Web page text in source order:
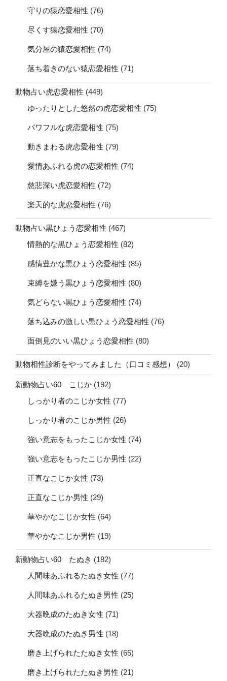
守りの猿恋愛相性 (76)
尽くす猿恋愛相性 (70)
気分屋の猿恋愛相性 (74)
落ち着きのない猿恋愛相性 (71)
動物占い虎恋愛相性 (449)
ゆったりとした悠然の虎恋愛相性 (75)
パワフルな虎恋愛相性 (75)
動きまわる虎恋愛相性 (79)
愛情あふれる虎の恋愛相性 (74)
慈悲深い虎恋愛相性 (72)
楽天的な虎恋愛相性 (76)
動物占い黒ひょう恋愛相性 (467)
情熱的な黒ひょう恋愛相性 (82)
感情豊かな黒ひょう恋愛相性 (85)
束縛を嫌う黒ひょう恋愛相性 (80)
気どらない黒ひょう恋愛相性 (74)
落ち込みの激しい黒ひょう恋愛相性 (76)
面倒見のいい黒ひょう恋愛相性 (80)
動物相性診断をやってみました（口コミ感想） (20)
新動物占い60 こじか (192)
しっかり者のこじか女性 (77)
しっかり者のこじか男性 (26)
強い意志をもったこじか女性 (74)
強い意志をもったこじか男性 (22)
正直なこじか女性 (73)
正直なこじか男性 (29)
華やかなこじか女性 (64)
華やかなこじか男性 (19)
新動物占い60 たぬき (182)
人間味あふれるたぬき女性 (77)
人間味あふれるたぬき男性 (25)
大器晩成のたぬき女性 (71)
大器晩成のたぬき男性 (18)
磨き上げられたたぬき女性 (65)
磨き上げられたたぬき男性 (21)